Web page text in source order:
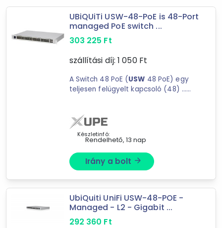
16 port
48 port
Rack
-
Szűrés
124találat
Mást is keresel? Válogass a Depo teljes
UBiQUiTi USW-48-PoE is 48-Port
managed PoE switch ...
303 225 Ft
szállítási díj: 1 050Ft
A Switch 48 PoE (USW 48 PoE) egy
teljesen felügyelt kapcsoló (48) ...
kapcsolatokat biztosít az Ethernet-
Készletinfó:
Rendelhető, 13 nap
Irány a bolt arrow_forward
UbiQuiti UniFi USW-48-POE -
Managed - L2 - Gigabit ...
292 360 Ft